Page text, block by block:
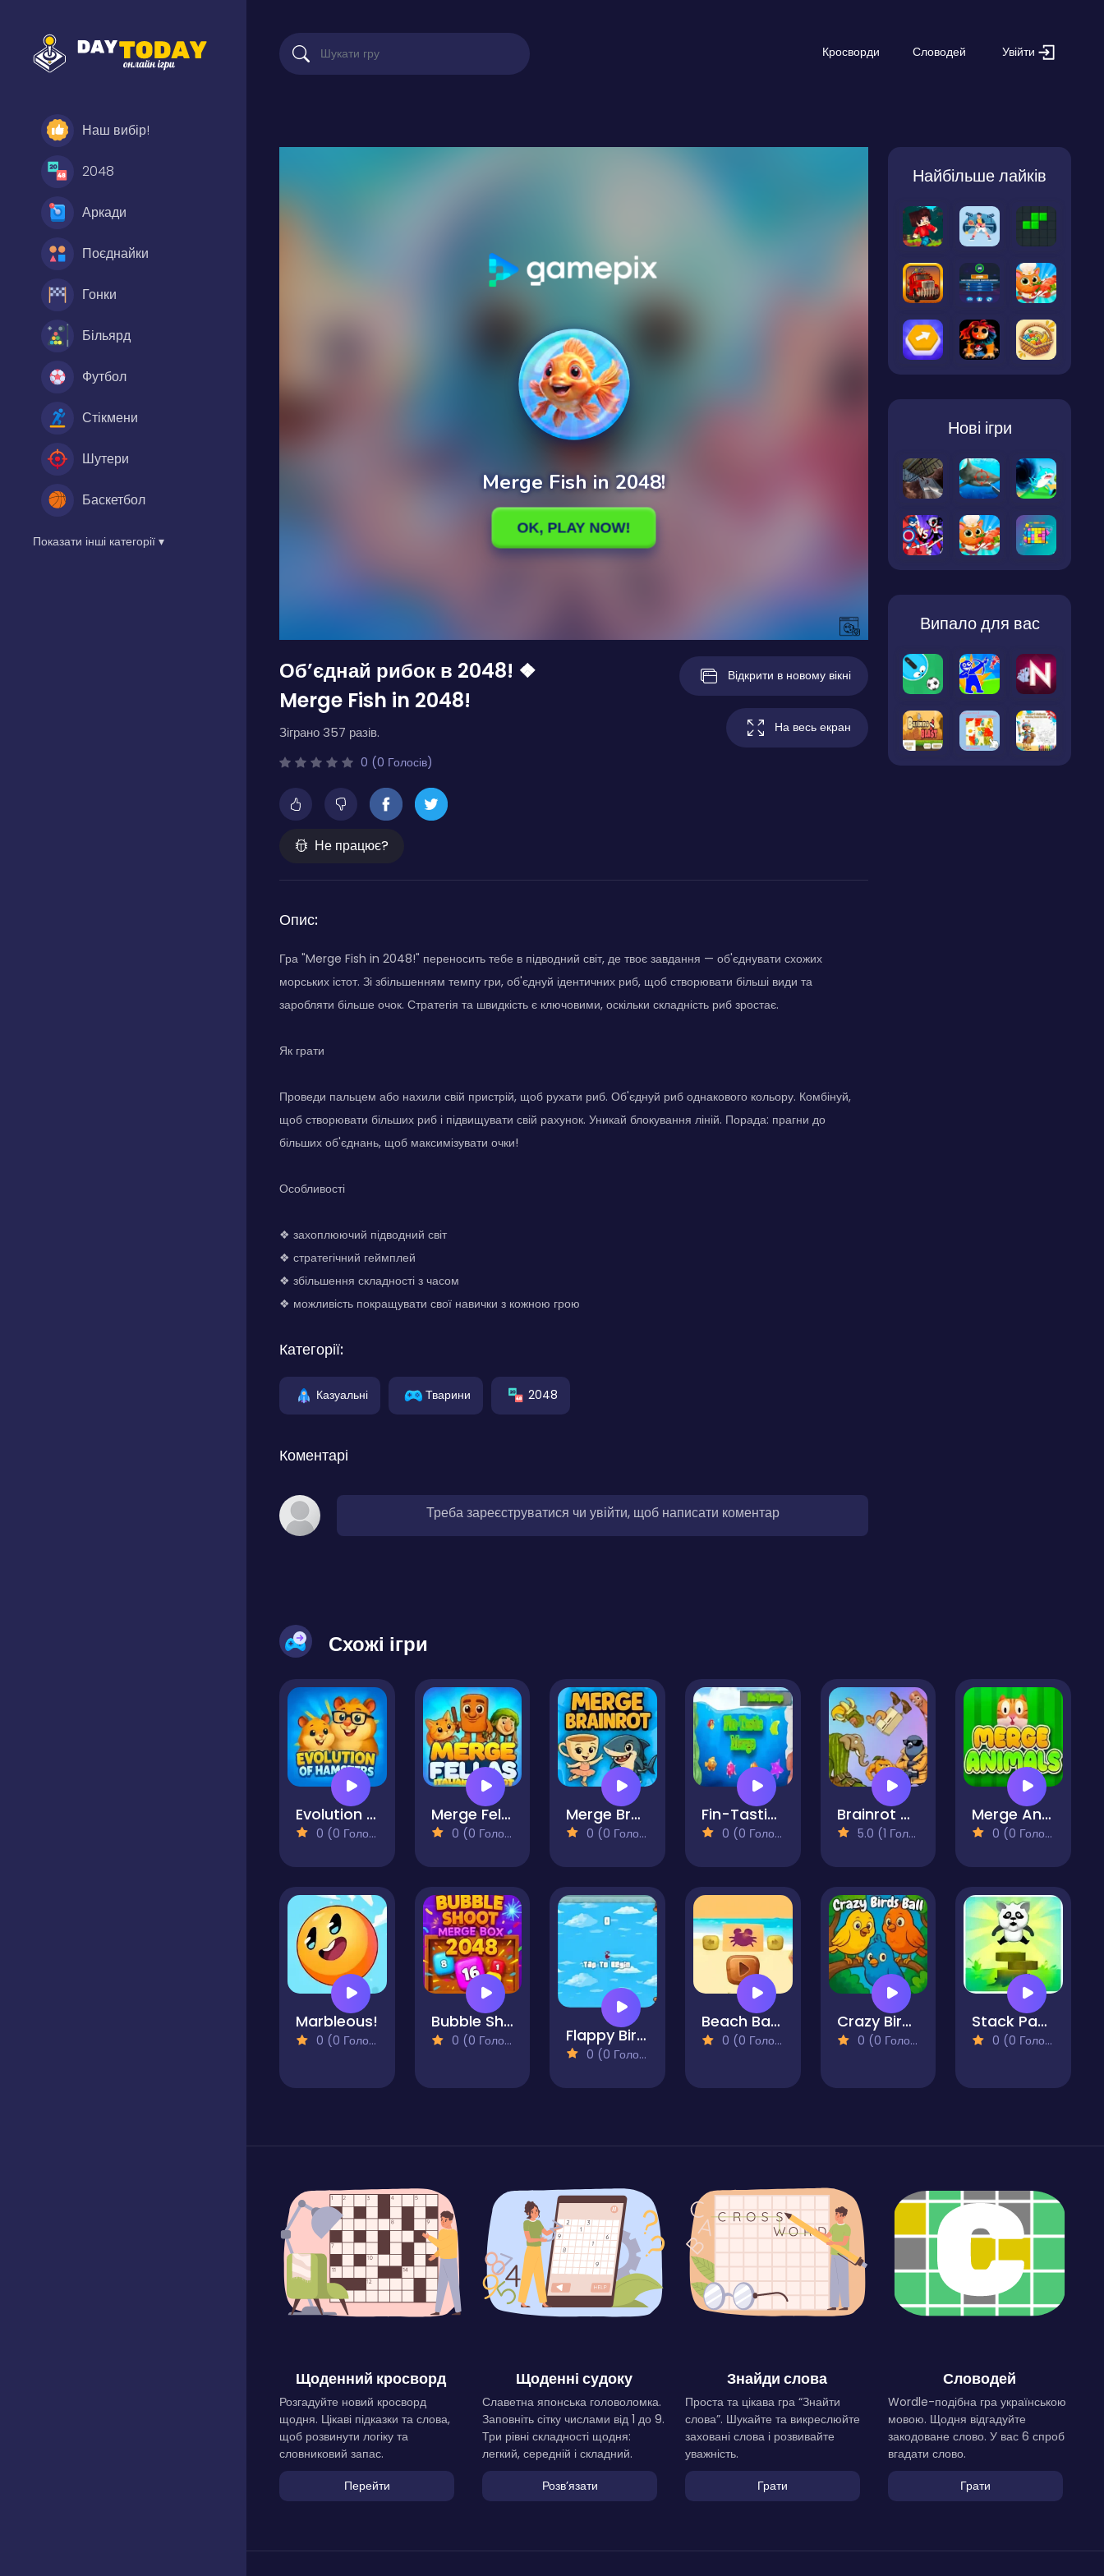
Наш вибір!
2048
Аркади
Поєднайки
Гонки
Більярд
Футбол
Стікмени
Шутери
Баскетбол
Показати інші категорії ▾
Кросворди Словодей Увійти
Обʼєднай рибок в 2048! ❖
Merge Fish in 2048!
Зіграно 357 разів.
0 (0 Голосів)
Не працює?
Відкрити в новому вікні
На весь екран
Опис:
Гра "Merge Fish in 2048!" переносить тебе в підводний світ, де твоє завдання — об'єднувати схожих
морських істот. Зі збільшенням темпу гри, об'єднуй ідентичних риб, щоб створювати більші види та
заробляти більше очок. Стратегія та швидкість є ключовими, оскільки складність риб зростає.
Як грати
Проведи пальцем або нахили свій пристрій, щоб рухати риб. Об'єднуй риб однакового кольору. Комбінуй,
щоб створювати більших риб і підвищувати свій рахунок. Уникай блокування ліній. Порада: прагни до
більших об'єднань, щоб максимізувати очки!
Особливості
❖ захоплюючий підводний світ
❖ стратегічний геймплей
❖ збільшення складності з часом
❖ можливість покращувати свої навички з кожною грою
Категорії:
Казуальні Тварини 2048
Коментарі
Треба зареєструватися чи увійти, щоб написати коментар
Найбільше лайків
Нові ігри
Випало для вас
Схожі ігри
Evolution of Hamsters
0 (0 Голосів)
Merge Fellas Italian Brainrot
0 (0 Голосів)
Merge Brainrot
0 (0 Голосів)
Fin-Tastic Merge
0 (0 Голосів)
Brainrot Merge
5.0 (1 Голосів)
Merge Animals
0 (0 Голосів)
Marbleous!
0 (0 Голосів)
Bubble Shoot Merge Box 2048
0 (0 Голосів) Flappy Bird12
0 (0 Голосів)
Beach Bash
0 (0 Голосів)
Crazy Birds Ball
0 (0 Голосів)
Stack Panda
0 (0 Голосів)
Щоденний кросворд
Розгадуйте новий кросворд
щодня. Цікаві підказки та слова,
щоб розвинути логіку та
словниковий запас.
Перейти
Щоденні судоку
Славетна японська головоломка.
Заповніть сітку числами від 1 до 9.
Три рівні складності щодня:
легкий, середній і складний.
Розвʼязати
Знайди слова
Проста та цікава гра “Знайти
слова”. Шукайте та викреслюйте
заховані слова і розвивайте
уважність.
Грати
Словодей
Wordle-подібна гра українською
мовою. Щодня відгадуйте
закодоване слово. У вас 6 спроб
вгадати слово.
Грати